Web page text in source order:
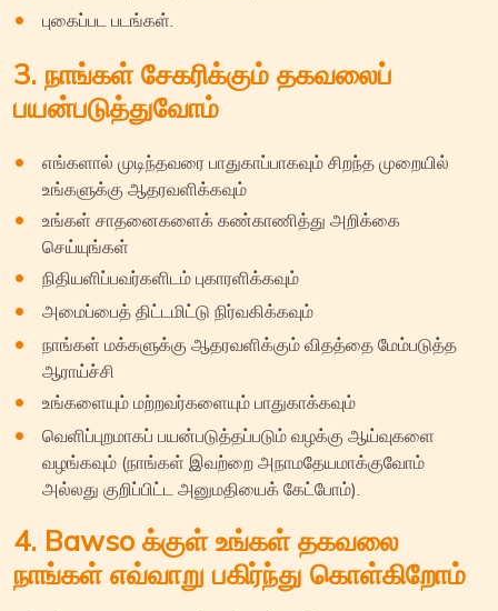
புகைப்பட படங்கள்.
3. நாங்கள் சேகரிக்கும் தகவலைப்
பயன்படுத்துவோம்
எங்களால் முடிந்தவரை பாதுகாப்பாகவும் சிறந்த முறையில்
உங்களுக்கு ஆதரவளிக்கவும்
உங்கள் சாதனைகளைக் கண்காணித்து அறிக்கை
செய்யுங்கள்
நிதியளிப்பவர்களிடம் புகாரளிக்கவும்
அமைப்பைத் திட்டமிட்டு நிர்வகிக்கவும்
நாங்கள் மக்களுக்கு ஆதரவளிக்கும் விதத்தை மேம்படுத்த
ஆராய்ச்சி
உங்களையும் மற்றவர்களையும் பாதுகாக்கவும்
வெளிப்புறமாகப் பயன்படுத்தப்படும் வழக்கு ஆய்வுகளை
வழங்கவும் (நாங்கள் இவற்றை அநாமதேயமாக்குவோம்
அல்லது குறிப்பிட்ட அனுமதியைக் கேட்போம்).
4. Bawso க்குள் உங்கள் தகவலை
நாங்கள் எவ்வாறு பகிர்ந்து கொள்கிறோம்